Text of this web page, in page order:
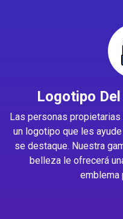
Logotipo
Las personas
un logotipo que les
se destaque. Nuestra
belleza le ofrecerá
emblema